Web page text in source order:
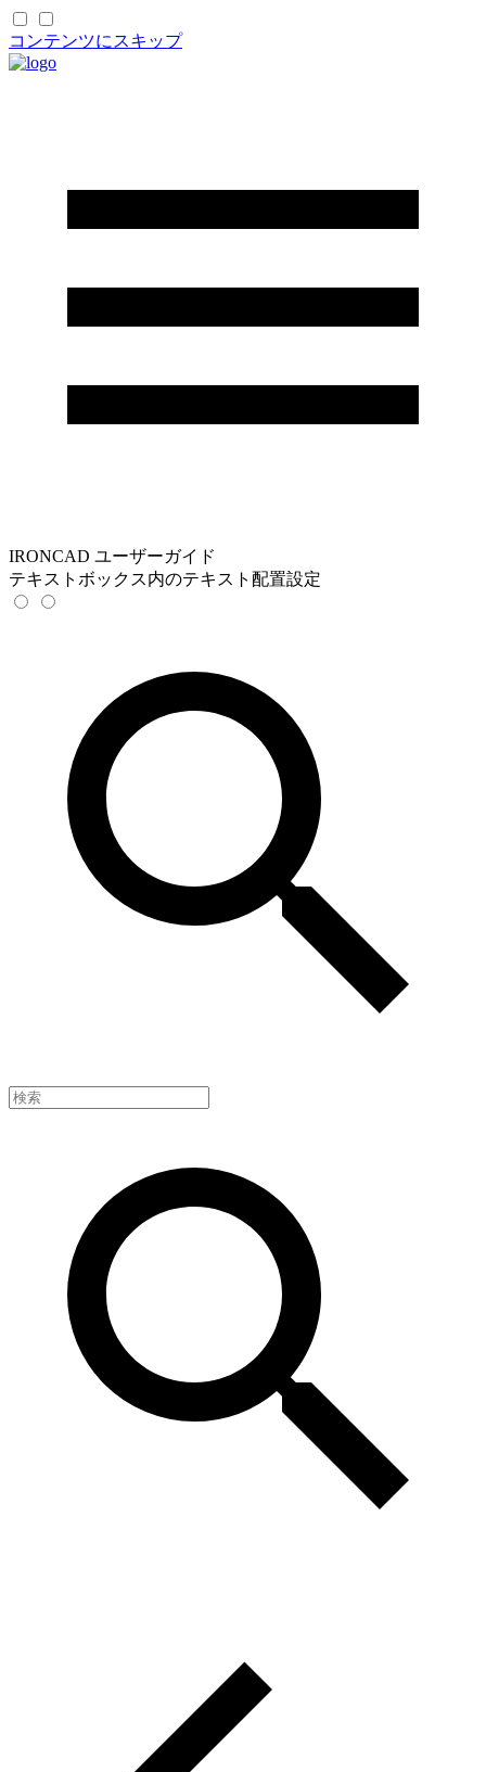
コンテンツにスキップ
IRONCAD ユーザーガイド
テキストボックス内のテキスト配置設定